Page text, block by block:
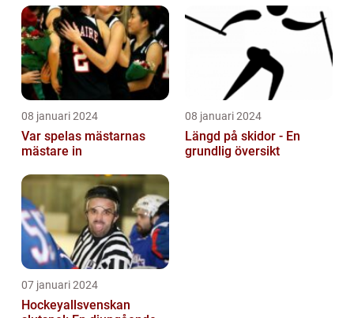
08 januari 2024
Var spelas mästarnas
mästare in
08 januari 2024
Längd på skidor - En
grundlig översikt
07 januari 2024
Hockeyallsvenskan